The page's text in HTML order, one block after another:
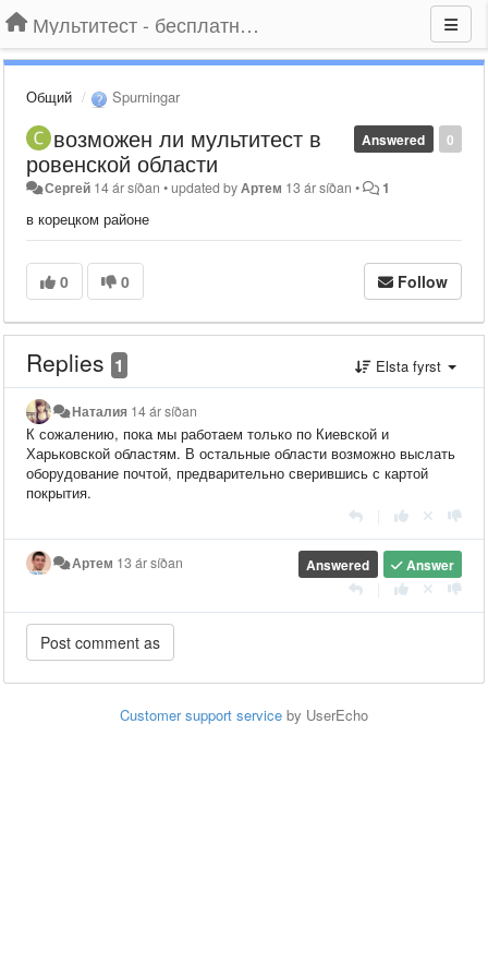
Мультитест - бесплатный подбор провайдера по адресу
Общий Spurningar
0
Answered
возможен ли мультитест в
ровенской области
Сергей 14 ár síðan •updated byАртем 13 ár síðan • 1
в корецком районе
0 0 Follow
Replies 1 Elsta fyrst
Наталия 14 ár síðan
К сожалению, пока мы работаем только по Киевской и
Харьковской областям. В остальные области возможно выслать
оборудование почтой, предварительно сверившись с картой
покрытия.
Answer
Answered
Артем 13 ár síðan
Customer support service by UserEcho